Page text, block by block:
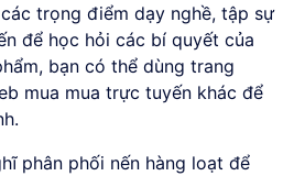
trọng điểm dạy nghề, tập sự
để học hỏi các bí quyết của
bạn có thể dùng trang
mua mua trực tuyến khác để
phân phối nến hàng loạt để